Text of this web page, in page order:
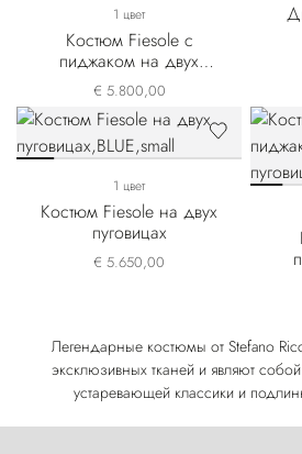
1 цвет
Костюм Fiesole с
пиджаком на двух
пуговицах
€ 5.800,00
1 цвет
Костюм Fiesole на двух
пуговицах
€ 5.650,00
Легендарные костюмы от Stefano
эксклюзивных тканей и являют
устаревающей классики и